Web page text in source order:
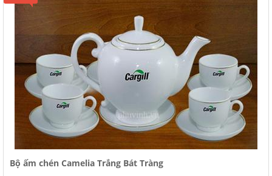
Bộ ấm chén Camelia Trắng Bát Tràng